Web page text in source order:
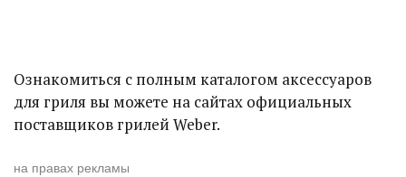
Ознакомиться с полным каталогом аксессуаров
для гриля вы можете на сайтах официальных
поставщиков грилей Weber.
на правах рекламы